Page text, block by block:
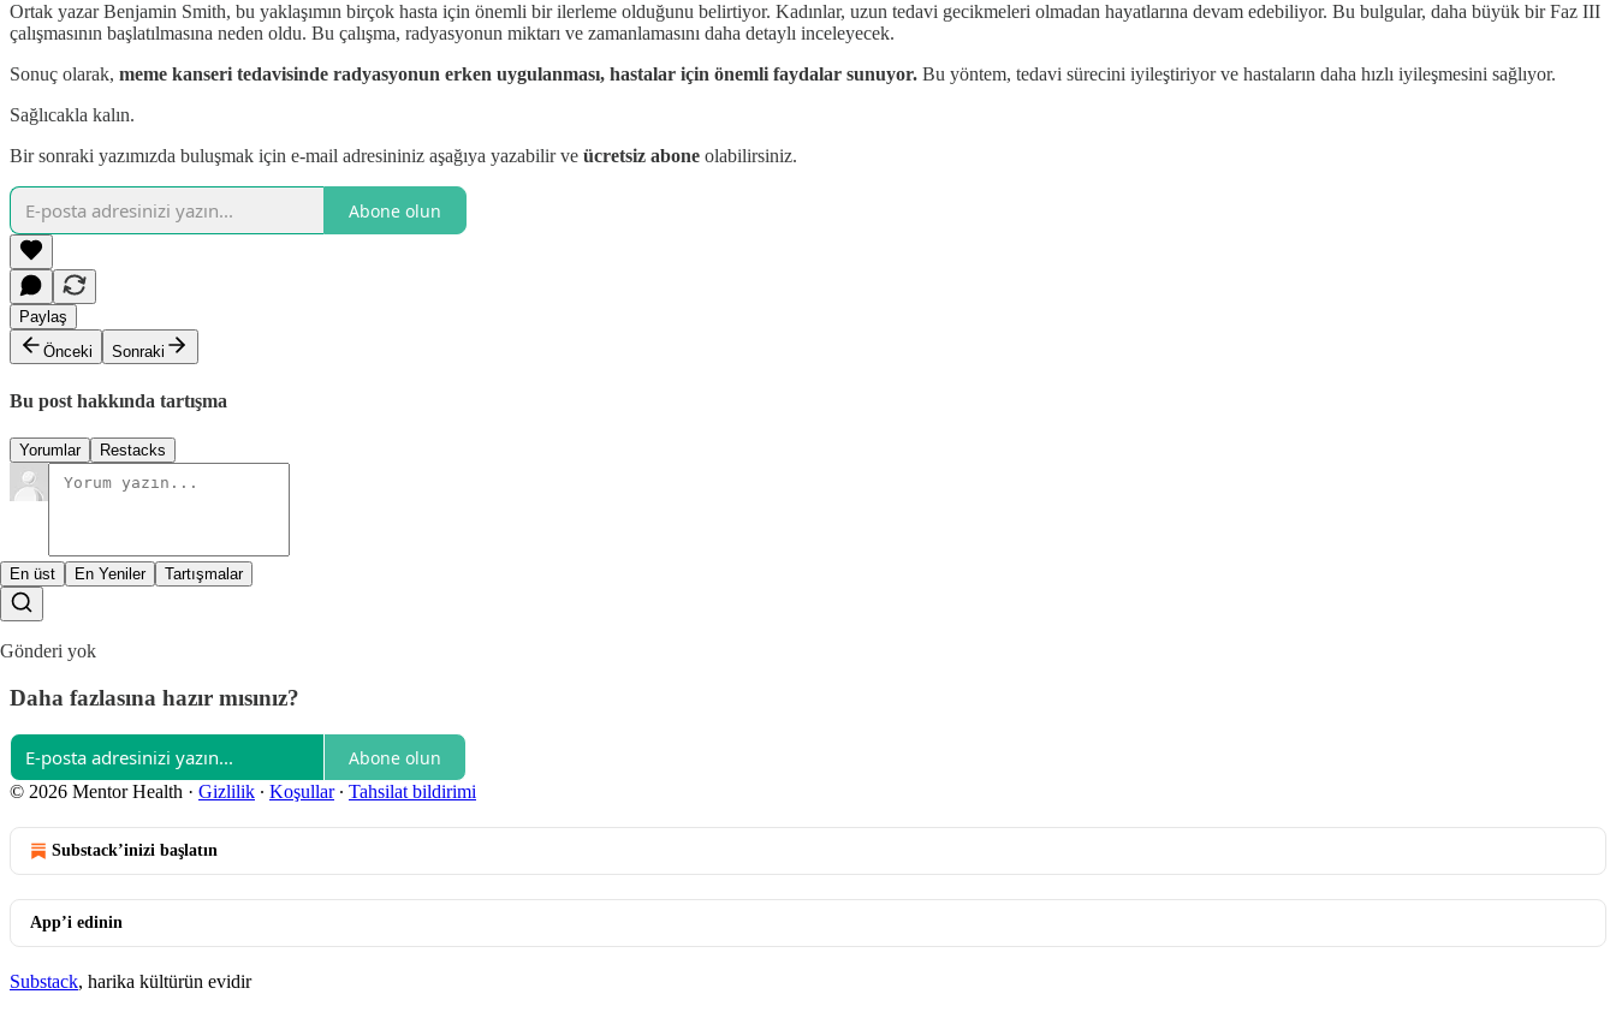
Ortak yazar Benjamin Smith, bu yaklaşımın birçok hasta için önemli bir ilerleme olduğunu belirtiyor. Kadınlar, uzun tedavi gecikmeleri olmadan hayatlarına devam edebiliyor. Bu bulgular, daha büyük bir Faz III
çalışmasının başlatılmasına neden oldu. Bu çalışma, radyasyonun miktarı ve zamanlamasını daha detaylı inceleyecek.
Sonuç olarak, meme kanseri tedavisinde radyasyonun erken uygulanması, hastalar için önemli faydalar sunuyor. Bu yöntem, tedavi sürecini iyileştiriyor ve hastaların daha hızlı iyileşmesini sağlıyor.
Sağlıcakla kalın.
Bir sonraki yazımızda buluşmak için e-mail adresininiz aşağıya yazabilir ve ücretsiz abone olabilirsiniz.
Abone olun
Paylaş
Önceki
Sonraki
Bu post hakkında tartışma
Yorumlar Restacks
En üst En Yeniler Tartışmalar
Gönderi yok
Daha fazlasına hazır mısınız?
Abone olun
© 2026 Mentor Health · Gizlilik ∙ Koşullar∙ Tahsilat bildirimi
Substack’inizi başlatın
App’i edinin
Substack, harika kültürün evidir